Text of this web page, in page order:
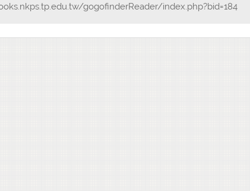
gogofinderReader/index.php?bid=184